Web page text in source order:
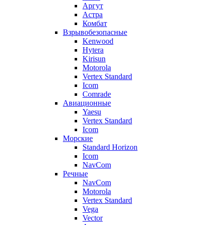
Аргут
Астра
Комбат
Взрывобезопасные
Kenwood
Hytera
Kirisun
Motorola
Vertex Standard
Icom
Comrade
Авиационные
Yaesu
Vertex Standard
Icom
Морские
Standard Horizon
Icom
NavCom
Речные
NavCom
Motorola
Vertex Standard
Vega
Vector